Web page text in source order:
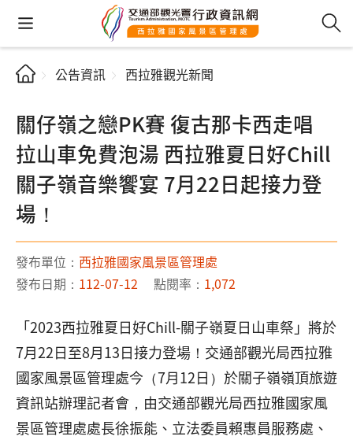
公告資訊 西拉雅觀光新聞
關仔嶺之戀PK賽 復古那卡西走唱
拉山車免費泡湯 西拉雅夏日好Chill
關子嶺音樂饗宴 7月22日起接力登
場！
發布單位： 西拉雅國家風景區管理處
發布日期： 112-07-12 點閱率： 1,072
「2023西拉雅夏日好Chill-關子嶺夏日山車祭」將於
7月22日至8月13日接力登場！交通部觀光局西拉雅
國家風景區管理處今（7月12日）於關子嶺嶺頂旅遊
資訊站辦理記者會，由交通部觀光局西拉雅國家風
景區管理處處長徐振能、立法委員賴惠員服務處、